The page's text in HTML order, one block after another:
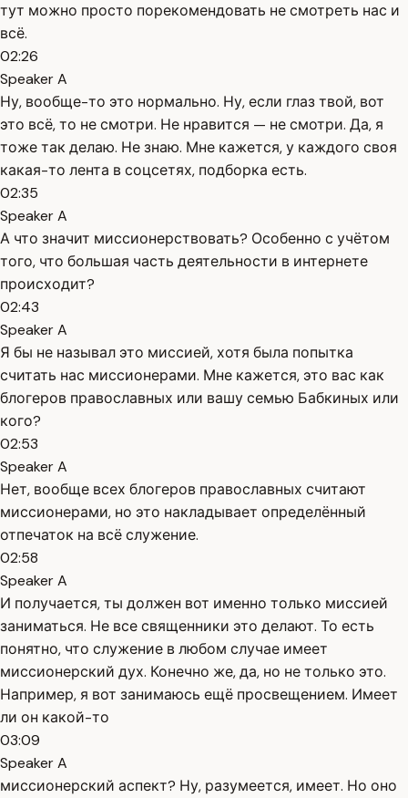
тут можно просто порекомендовать не смотреть нас и
всё.
02:26
Speaker A
Ну, вообще-то это нормально. Ну, если глаз твой, вот
это всё, то не смотри. Не нравится — не смотри. Да, я
тоже так делаю. Не знаю. Мне кажется, у каждого своя
какая-то лента в соцсетях, подборка есть.
02:35
Speaker A
А что значит миссионерствовать? Особенно с учётом
того, что большая часть деятельности в интернете
происходит?
02:43
Speaker A
Я бы не называл это миссией, хотя была попытка
считать нас миссионерами. Мне кажется, это вас как
блогеров православных или вашу семью Бабкиных или
кого?
02:53
Speaker A
Нет, вообще всех блогеров православных считают
миссионерами, но это накладывает определённый
отпечаток на всё служение.
02:58
Speaker A
И получается, ты должен вот именно только миссией
заниматься. Не все священники это делают. То есть
понятно, что служение в любом случае имеет
миссионерский дух. Конечно же, да, но не только это.
Например, я вот занимаюсь ещё просвещением. Имеет
ли он какой-то
03:09
Speaker A
миссионерский аспект? Ну, разумеется, имеет. Но оно